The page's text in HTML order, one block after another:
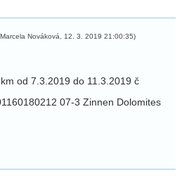
Nováková, 12. 3. 2019 21:00:35)
od 7.3.2019 do 11.3.2019 č
07-3 Zinnen Dolomites